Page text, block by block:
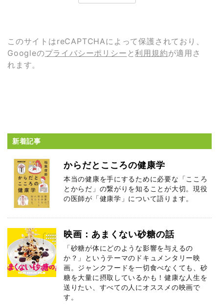
このサイトはreCAPTCHAによって保護されており、
Googleのプライバシーポリシー と利用規約が適用さ
れます。
新着記事
からだとこころの健康学
本当の健康を手にするために必要な「こころ
とからだ」の繋がりを知ることが大切。現役
の医師が「健康学」について語ります。
映画：あまくない砂糖の話
「砂糖が体にどのような影響を与えるの
か？」というテーマのドキュメンタリー映
画。ジャンクフードを一切食べなくても、砂
糖を大量に摂取しているかも！健康な人生を
送りたい、すべての人にオススメの映画で
す。